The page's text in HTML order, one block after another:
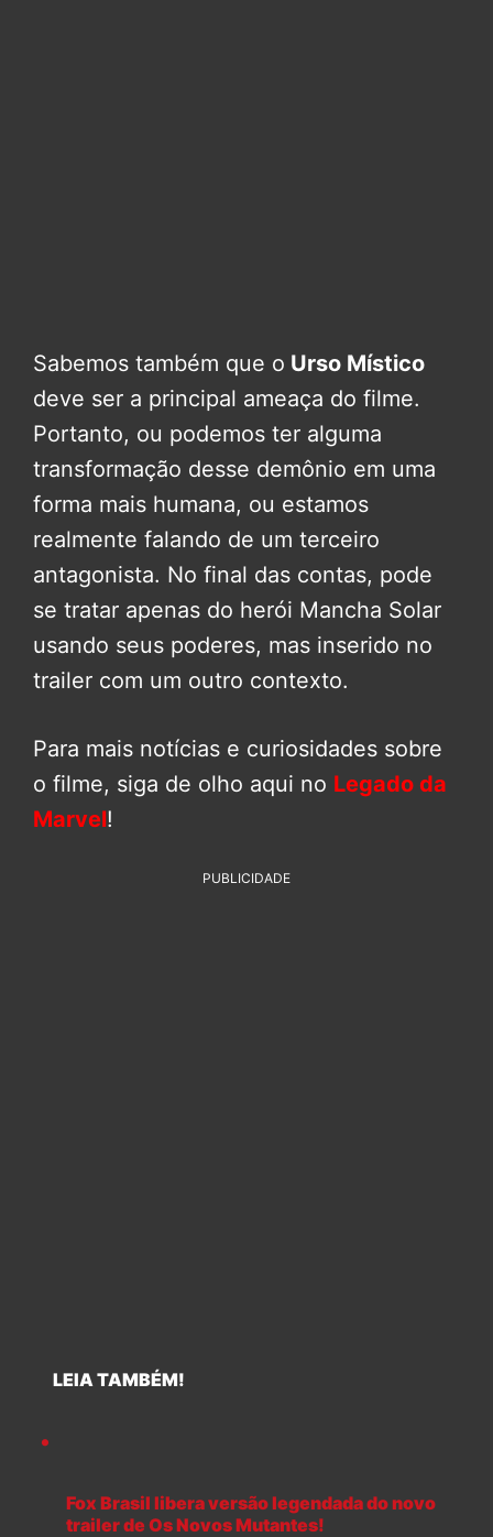
Sabemos também que o Urso Místico
deve ser a principal ameaça do filme.
Portanto, ou podemos ter alguma
transformação desse demônio em uma
forma mais humana, ou estamos
realmente falando de um terceiro
antagonista. No final das contas, pode
se tratar apenas do herói Mancha Solar
usando seus poderes, mas inserido no
trailer com um outro contexto.
Para mais notícias e curiosidades sobre
o filme, siga de olho aqui no Legado da
Marvel!
PUBLICIDADE
LEIA TAMBÉM!
Fox Brasil libera versão legendada do novo
trailer de Os Novos Mutantes!